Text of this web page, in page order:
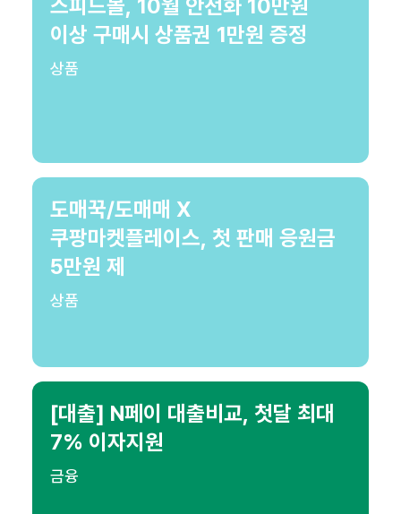
스피드몰, 10월 안전화 10만원
이상 구매시 상품권 1만원 증정
상품
도매꾹/도매매 X
쿠팡마켓플레이스, 첫 판매 응원금
5만원 제
상품
[대출] N페이 대출비교, 첫달 최대
7% 이자지원
금융